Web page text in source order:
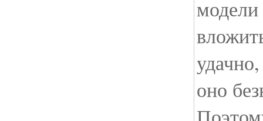
оно